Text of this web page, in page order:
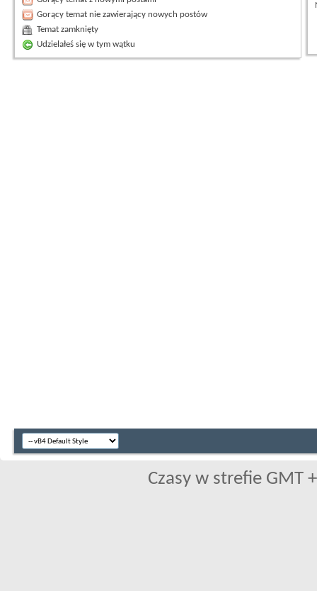
Gorący temat nie zawierający nowych postów
Temat zamknięty
Udzielałeś się w tym wątku
Czasy w strefie GMT